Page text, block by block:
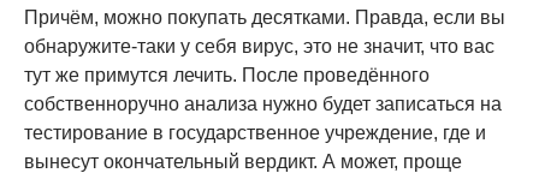
Причём, можно покупать десятками. Правда, если вы
обнаружите-таки у себя вирус, это не значит, что вас
тут же примутся лечить. После проведённого
собственноручно анализа нужно будет записаться на
тестирование в государственное учреждение, где и
вынесут окончательный вердикт. А может, проще